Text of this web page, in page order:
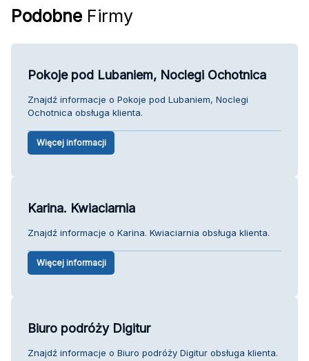
Podobne Firmy
Pokoje pod Lubaniem, Noclegi Ochotnica
Znajdź informacje o Pokoje pod Lubaniem, Noclegi
Ochotnica obsługa klienta.
Więcej informacji
Karina. Kwiaciarnia
Znajdź informacje o Karina. Kwiaciarnia obsługa klienta.
Więcej informacji
Biuro podróży Digitur
Znajdź informacje o Biuro podróży Digitur obsługa klienta.